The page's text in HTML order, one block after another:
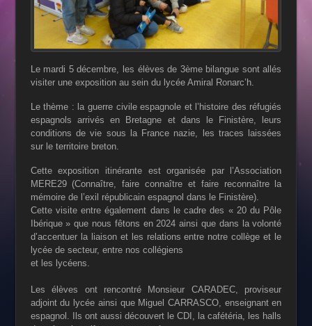
Le mardi 5 décembre, les élèves de 3ème bilangue sont allés
visiter une exposition au sein du lycée Amiral Ronarc’h.
Le thème : la guerre civile espagnole et l’histoire des réfugiés
espagnols arrivés en Bretagne et dans le Finistère, leurs
conditions de vie sous la France nazie, les traces laissées
sur le territoire breton.
Cette exposition itinérante est organisée par l’Association
MERE29 (Connaître, faire connaître et faire reconnaître la
mémoire de l’exil républicain espagnol dans le Finistère).
Cette visite entre également dans le cadre des « 20 du Pôle
Ibérique » que nous fêtons en 2024 ainsi que dans la volonté
d’accentuer la liaison et les relations entre notre collège et le
lycée de secteur, entre nos collégiens
et les lycéens.
Les élèves ont rencontré Monsieur CARADEC, proviseur
adjoint du lycée ainsi que Miguel CARRASCO, enseignant en
espagnol. Ils ont aussi découvert le CDI, la cafétéria, les halls